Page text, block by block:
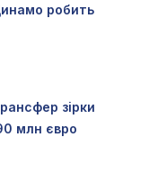
робить
зірки
млн євро